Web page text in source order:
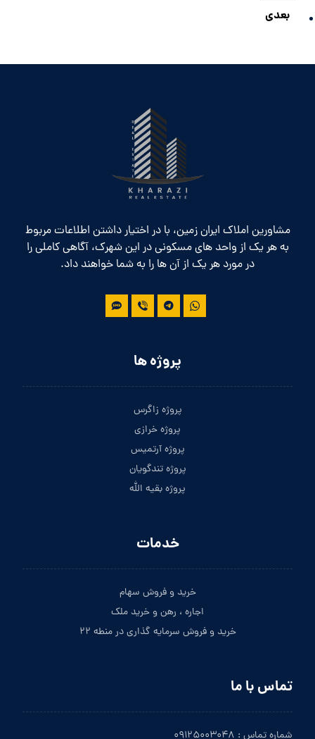
بعدی
مشاورین املاک ایران زمین، با در اختیار داشتن اطلاعات مربوط
به هر یک از واحد های مسکونی در این شهرک، آگاهی کاملی را
در مورد هر یک از آن ها را به شما خواهند داد.
پروژه ها
پروژه زاگرس
پروژه خرازی
پروژه آرتمیس
پروژه تندگویان
پروژه بقیه الله
خدمات
خرید و فروش سهام
اجاره ، رهن و خرید ملک
خرید و فروش سرمایه گذاری در منطه ۲۲
تماس با ما
شماره تماس : ۰۹۱۲۵۰۰۳۰۴۸